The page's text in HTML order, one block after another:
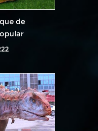
de